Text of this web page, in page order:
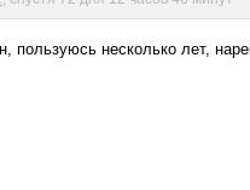
пользуюсь несколько лет,